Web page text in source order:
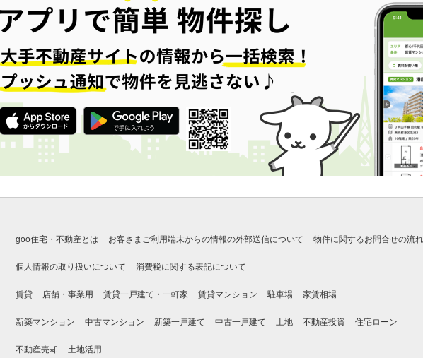
goo住宅・不動産とは お客さまご利用端末からの情報の外部送信について 物件に関するお問合せの流れ
個人情報の取り扱いについて 消費税に関する表記について
賃貸 店舗・事業用 賃貸一戸建て・一軒家 賃貸マンション 駐車場 家賃相場
新築マンション 中古マンション 新築一戸建て 中古一戸建て 土地 不動産投資 住宅ローン
不動産売却 土地活用